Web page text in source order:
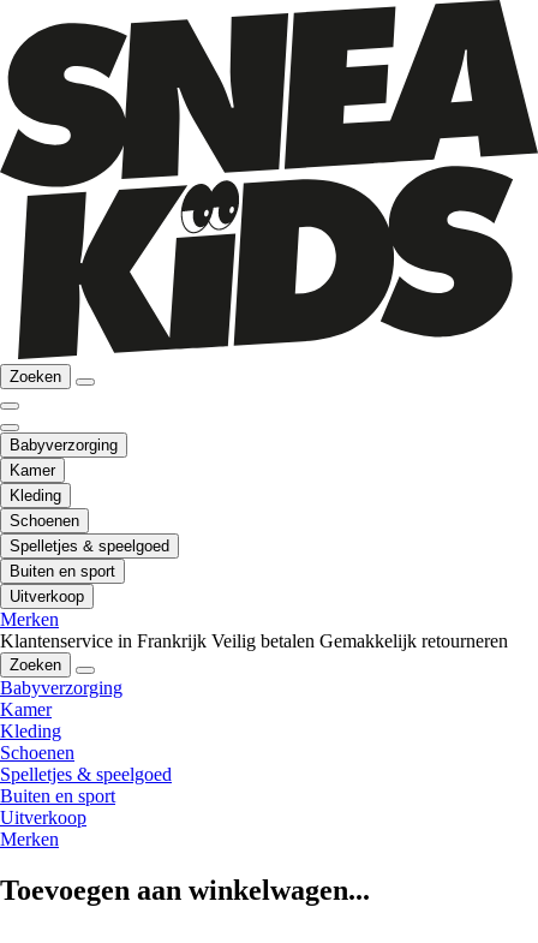
Zoeken
Babyverzorging
Kamer
Kleding
Schoenen
Spelletjes & speelgoed
Buiten en sport
Uitverkoop
Merken
Klantenservice in Frankrijk Veilig betalen Gemakkelijk retourneren
Zoeken
Babyverzorging
Kamer
Kleding
Schoenen
Spelletjes & speelgoed
Buiten en sport
Uitverkoop
Merken
Toevoegen aan winkelwagen...